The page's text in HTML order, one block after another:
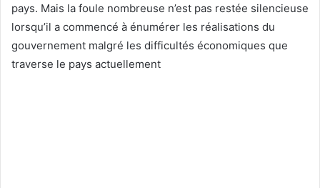
pays. Mais la foule nombreuse n’est pas restée silencieuse
lorsqu’il a commencé à énumérer les réalisations du
gouvernement malgré les difficultés économiques que
traverse le pays actuellement